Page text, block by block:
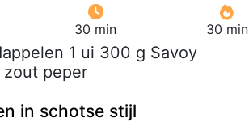
30 min 30 min
1 ui 300 g Savoy
zout peper
in schotse stijl